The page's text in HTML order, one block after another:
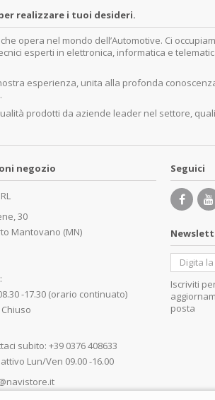
realizzare i tuoi desideri.
opera nel mondo dell’Automotive. Ci
esperti in elettronica, informatica e
esperienza, unita alla profonda
prodotti da aziende leader nel settore, quali
negozio
30
Mantovano (MN)
-17.30 (orario continuato)
subito: +39 0376 408633
Lun/Ven 09.00 -16.00
Seguici
Iscriviti
posta